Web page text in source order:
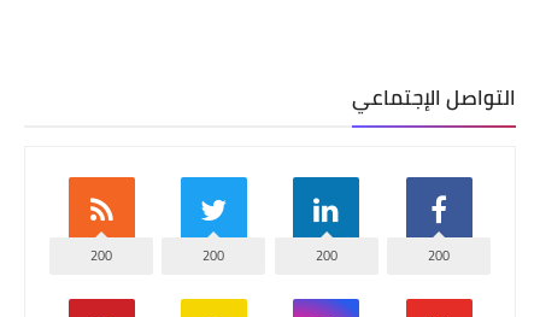
التواصل الإجتماعي
200
200
200
200